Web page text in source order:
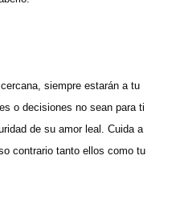
siempre estarán a tu
o decisiones no sean para ti
de su amor leal. Cuida a
contrario tanto ellos como tu